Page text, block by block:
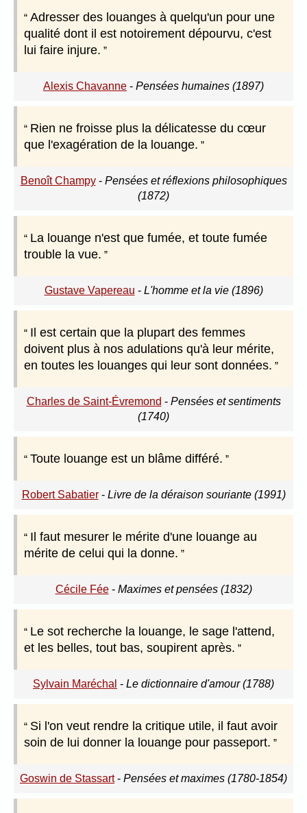
Adresser des louanges à quelqu'un pour une
qualité dont il est notoirement dépourvu, c'est
lui faire injure.
Alexis Chavanne - Pensées humaines (1897)
Rien ne froisse plus la délicatesse du cœur
que l'exagération de la louange.
Benoît Champy- Pensées et réflexions philosophiques
(1872)
La louange n'est que fumée, et toute fumée
trouble la vue.
Gustave Vapereau - L'homme et la vie (1896)
Il est certain que la plupart des femmes
doivent plus à nos adulations qu'à leur mérite,
en toutes les louanges qui leur sont données.
Charles de Saint-Évremond - Pensées et sentiments
(1740)
Toute louange est un blâme différé.
Robert Sabatier- Livre de la déraison souriante (1991)
Il faut mesurer le mérite d'une louange au
mérite de celui qui la donne.
Cécile Fée- Maximes et pensées (1832)
Le sot recherche la louange, le sage l'attend,
et les belles, tout bas, soupirent après.
Sylvain Maréchal - Le dictionnaire d'amour (1788)
Si l'on veut rendre la critique utile, il faut avoir
soin de lui donner la louange pour passeport.
Goswin de Stassart- Pensées et maximes (1780-1854)